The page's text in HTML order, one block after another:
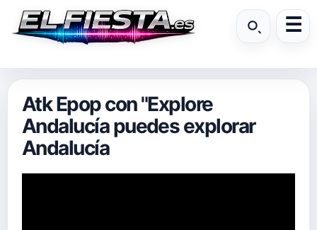
Atk Epop con "Explore
Andalucía puedes explorar
Andalucía